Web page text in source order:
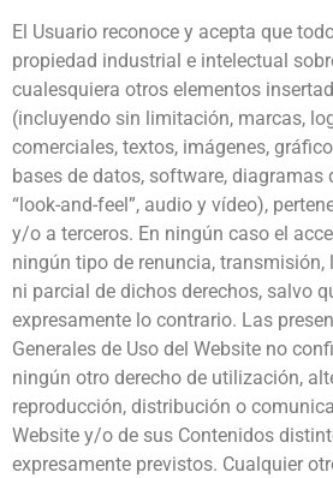
El Usuario reconoce y acepta que
propiedad industrial e intelectual
cualesquiera otros elementos
(incluyendo sin limitación, marcas,
comerciales, textos, imágenes,
bases de datos, software, diagramas
“look-and-feel”, audio y vídeo),
y/o a terceros. En ningún caso el
ningún tipo de renuncia, transmisión,
ni parcial de dichos derechos, salvo
expresamente lo contrario. Las
Generales de Uso del Website no
ningún otro derecho de utilización,
reproducción, distribución o
Website y/o de sus Contenidos
expresamente previstos. Cualquier